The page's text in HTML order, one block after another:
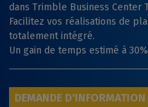
dans Trimble Business Center
Facilitez vos réalisations de
totalement intégré.
Un gain de temps estimé à
DEMANDE D'INFORMATION